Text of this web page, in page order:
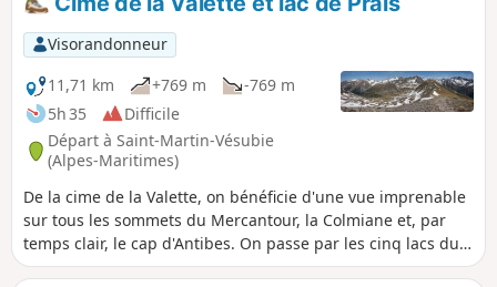
Visorandonneur
11,71 km
+769 m
-769 m
5h 35
Difficile
Départ à Saint-Martin-Vésubie
(Alpes-Maritimes)
De la cime de la Valette, on bénéficie d'une vue imprenable
sur tous les sommets du Mercantour, la Colmiane et, par
temps clair, le cap d'Antibes. On passe par les cinq lacs du
Prals.